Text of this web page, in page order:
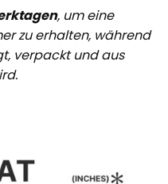
, um eine
zu erhalten, während
verpackt und aus